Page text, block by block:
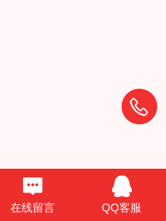
在线留言 QQ客服